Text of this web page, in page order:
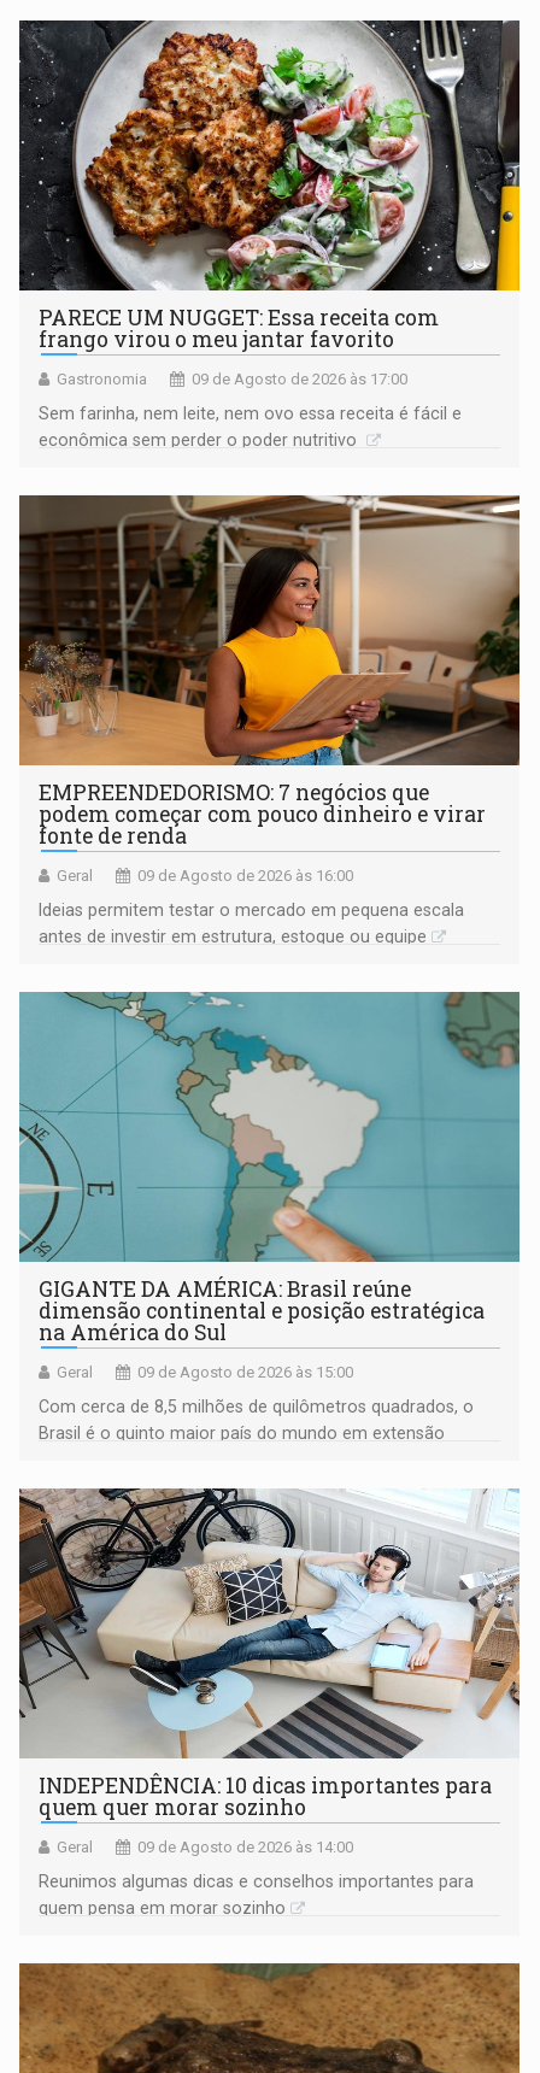
PARECE UM NUGGET: Essa receita com
frango virou o meu jantar favorito
Gastronomia 09 de Agosto de 2026 às 17:00
Sem farinha, nem leite, nem ovo essa receita é fácil e
econômica sem perder o poder nutritivo
EMPREENDEDORISMO: 7 negócios que
podem começar com pouco dinheiro e virar
fonte de renda
Geral 09 de Agosto de 2026 às 16:00
Ideias permitem testar o mercado em pequena escala
antes de investir em estrutura, estoque ou equipe
GIGANTE DA AMÉRICA: Brasil reúne
dimensão continental e posição estratégica
na América do Sul
Geral 09 de Agosto de 2026 às 15:00
Com cerca de 8,5 milhões de quilômetros quadrados, o
Brasil é o quinto maior país do mundo em extensão
INDEPENDÊNCIA: 10 dicas importantes para
quem quer morar sozinho
Geral 09 de Agosto de 2026 às 14:00
Reunimos algumas dicas e conselhos importantes para
quem pensa em morar sozinho